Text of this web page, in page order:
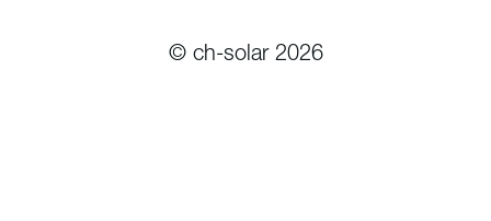
© ch-solar 2026